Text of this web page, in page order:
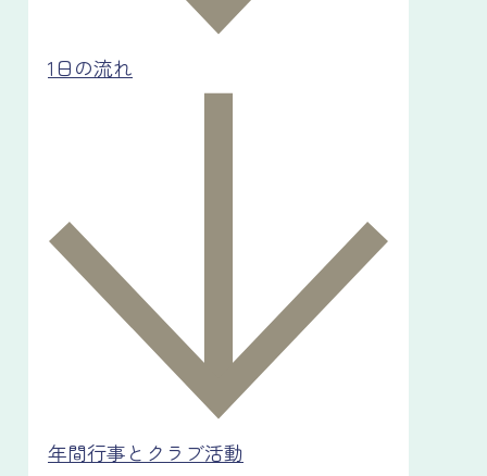
1日の流れ
年間行事とクラブ活動